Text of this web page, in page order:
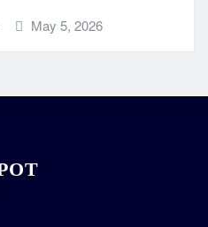
May 5, 2026